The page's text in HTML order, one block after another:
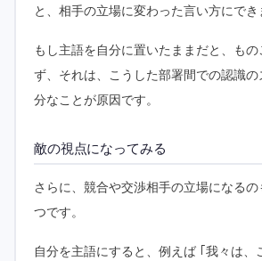
と、相手の立場に変わった言い方にでき
もし主語を自分に置いたままだと、もの
ず、それは、こうした部署間での認識
分なことが原因です。
敵の視点になってみる
さらに、競合や交渉相手の立場になるの
つです。
自分を主語にすると、例えば ｢我々は、